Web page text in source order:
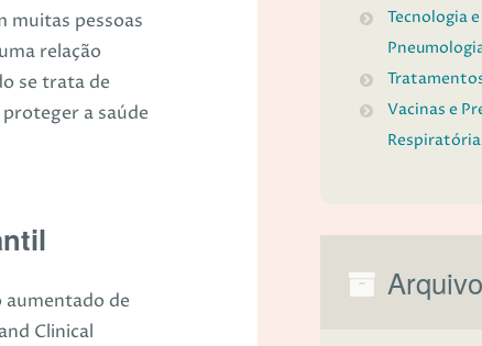
muitas pessoas
relação
se trata de
a saúde
aumentado de
Clinical
Tecnologia
Vacinas e